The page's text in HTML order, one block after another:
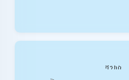
ሻንክስ